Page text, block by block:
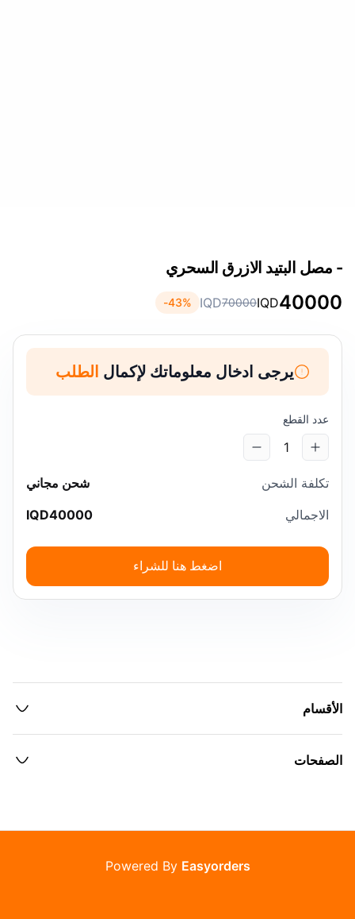
- مصل البتيد الازرق السحري
40000
IQD
70000
IQD
43%-
يرجى ادخال معلوماتك لإكمال الطلب
عدد القطع
1
تكلفة الشحن
شحن مجاني
الاجمالي
40000
IQD
اضغط هنا للشراء
الأقسام
الصفحات
Powered By Easyorders